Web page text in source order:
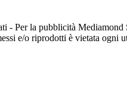
Per la pubblicità
e/o riprodotti è vietata ogni